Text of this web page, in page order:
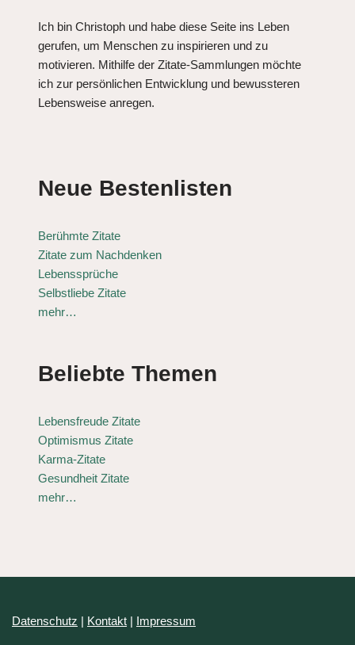
Ich bin Christoph und habe diese Seite ins Leben
gerufen, um Menschen zu inspirieren und zu
motivieren. Mithilfe der Zitate-Sammlungen möchte
ich zur persönlichen Entwicklung und bewussteren
Lebensweise anregen.
Neue Bestenlisten
Berühmte Zitate
Zitate zum Nachdenken
Lebenssprüche
Selbstliebe Zitate
mehr…
Beliebte Themen
Lebensfreude Zitate
Optimismus Zitate
Karma-Zitate
Gesundheit Zitate
mehr…
Datenschutz | Kontakt | Impressum